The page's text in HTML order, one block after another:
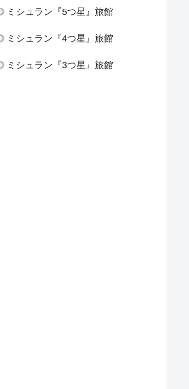
ミシュラン『5つ星』旅館
ミシュラン『4つ星』旅館
ミシュラン『3つ星』旅館